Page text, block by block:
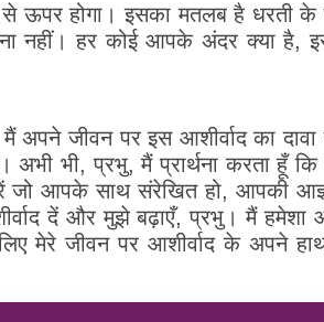
होगा। इसका मतलब है धरती के
करना नहीं। हर कोई आपके अंदर
जीवन पर इस आशीर्वाद का
भी, प्रभु, मैं प्रार्थना करता हूँ
जो आपके साथ संरेखित हो, आपकी
दें और मुझे बढ़ाएँ, प्रभु। मैं हमेशा
जीवन पर आशीर्वाद के अपने